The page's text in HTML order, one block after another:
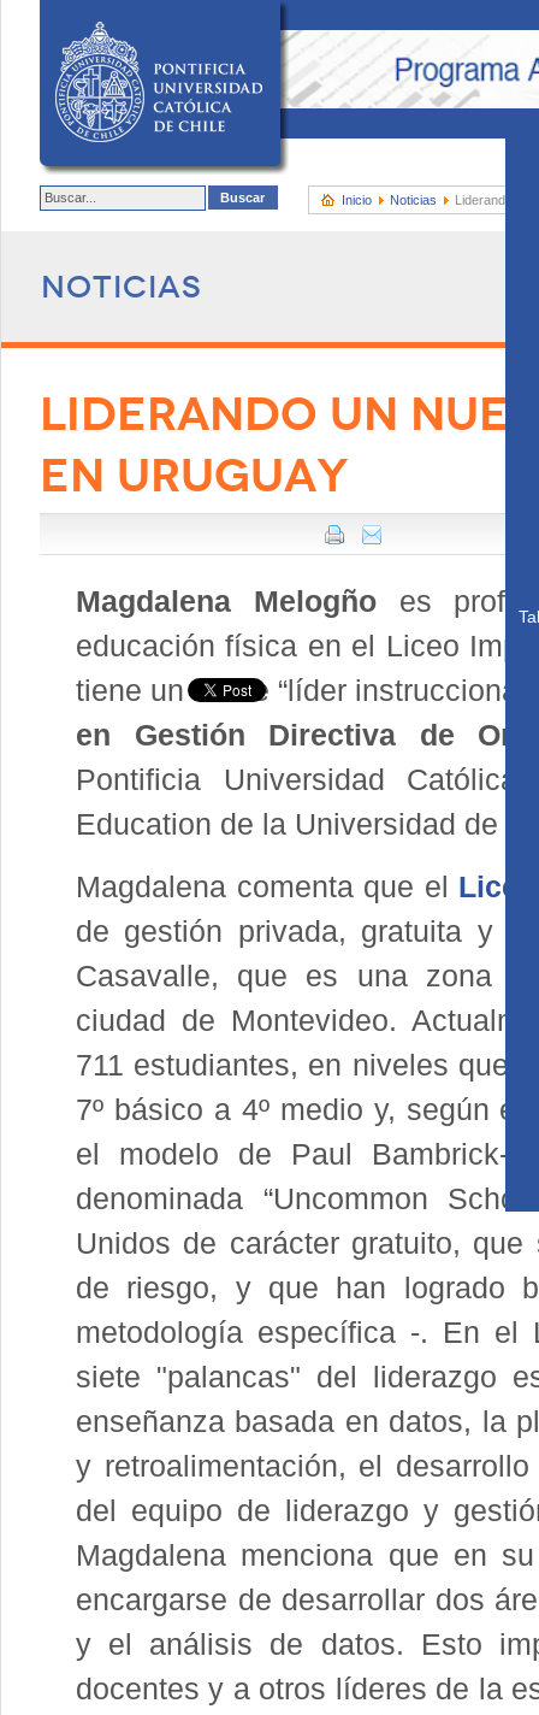
Inicio Noticias Liderando un
Noticias
LIDERANDO UN
EN URUGUAY
Magdalena Melogño es
educación física en el Liceo
tiene un rol de “líder
en Gestión Directiva de
Pontificia Universidad
Education de la Universidad de
Magdalena comenta que el
de gestión privada, gratuita y
Casavalle, que es una zona
ciudad de Montevideo.
711 estudiantes, en niveles que
7º básico a 4º medio y, según
el modelo de Paul Bambrick-
denominada “Uncommon
Unidos de carácter gratuito,
de riesgo, y que han logrado
metodología específica -. En el
siete "palancas" del liderazgo
enseñanza basada en datos, la
y retroalimentación, el
del equipo de liderazgo y
Magdalena menciona que en
encargarse de desarrollar dos
y el análisis de datos. Esto
docentes y a otros líderes de la